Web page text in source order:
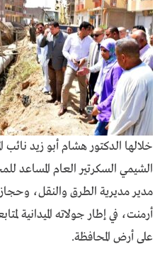
خلالها الدكتور هشام أبو زيد نائب
الشيمي السكرتير العام المساعد
مدير مديرية الطرق والنقل،
أرمنت، في إطار جولاته الميدانية
على أرض المحافظة.